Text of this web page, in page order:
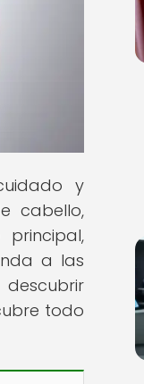
y
cabello,
a las
todo